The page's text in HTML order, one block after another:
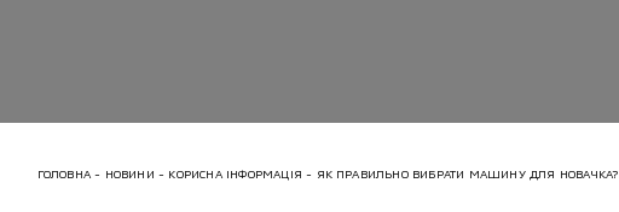
ГОЛОВНА НОВИНИ КОРИСНА ІНФОРМАЦІЯ ЯК ПРАВИЛЬНО ВИБРАТИ МАШИНУ ДЛЯ НОВАЧКА?